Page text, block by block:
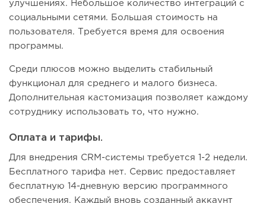
улучшениях. Небольшое количество интеграций с
социальными сетями. Большая стоимость на
пользователя. Требуется время для освоения
программы.
Среди плюсов можно выделить стабильный
функционал для среднего и малого бизнеса.
Дополнительная кастомизация позволяет каждому
сотруднику использовать то, что нужно.
Оплата и тарифы.
Для внедрения CRM-системы требуется 1-2 недели.
Бесплатного тарифа нет. Сервис предоставляет
бесплатную 14-дневную версию программного
обеспечения. Каждый вновь созданный аккаунт